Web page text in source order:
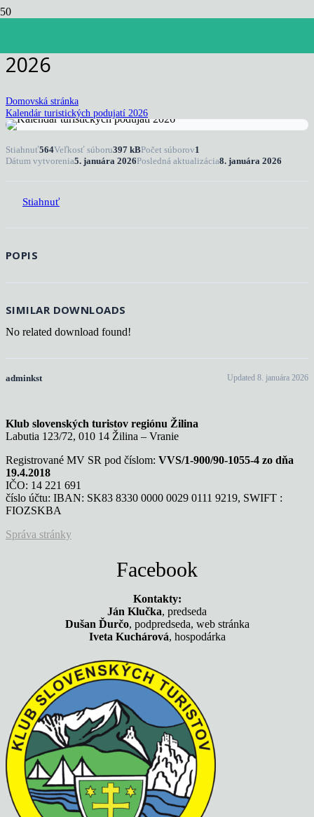
2026
Domovská stránka
Kalendár turistických podujatí 2026
Stiahnuť564Veľkosť súboru397 kBPočet súborov1
Dátum vytvorenia5. januára 2026Posledná aktualizácia8. januára 2026
Stiahnuť
POPIS
SIMILAR DOWNLOADS
No related download found!
adminkst Updated 8. januára 2026
Klub slovenských turistov regiónu Žilina
Labutia 123/72, 010 14 Žilina – Vranie
Registrované MV SR pod číslom: VVS/1-900/90-1055-4 zo dňa
19.4.2018
IČO: 14 221 691
číslo účtu: IBAN: SK83 8330 0000 0029 0111 9219, SWIFT :
FIOZSKBA
Správa stránky
Facebook
Kontakty:
Ján Klučka, predseda
Dušan Ďurčo, podpredseda, web stránka
Iveta Kuchárová, hospodárka